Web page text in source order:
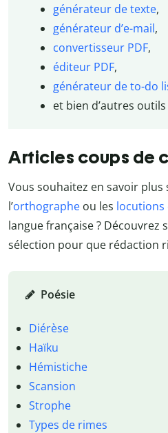
générateur de texte,
générateur d’e-mail,
convertisseur PDF,
éditeur PDF,
générateur de to-do
et bien d’autres
Articles coups de
Vous souhaitez en savoir plus
l’orthographe ou les locutions
langue française ?
sélection pour que rédaction
Poésie
Diérèse
Haïku
Hémistiche
Scansion
Strophe
Types de rimes